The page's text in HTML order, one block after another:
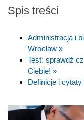
Spis treści
Administracja i
Wrocław »
Test: sprawdź
Ciebie! »
Definicje i cytaty